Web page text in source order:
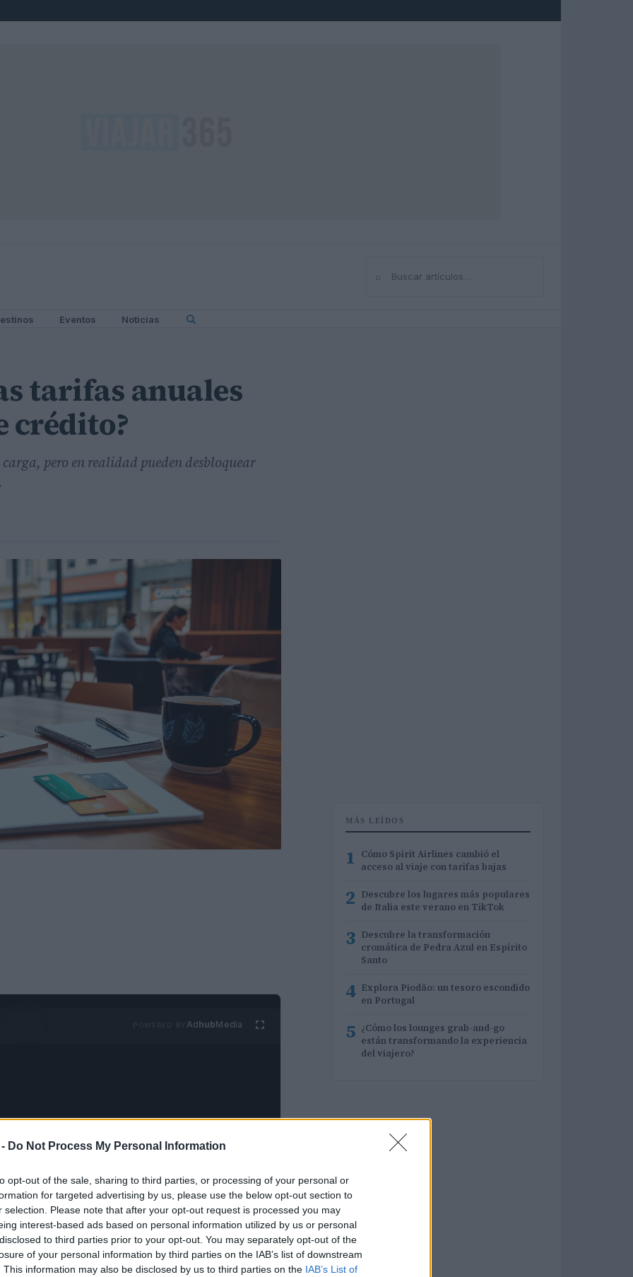
Do Not Process My Personal Information
opt-out of the sale, sharing to third parties, or processing of your personal or
for targeted advertising by us, please use the below opt-out section to
selection. Please note that after your opt-out request is processed you may
interest-based ads based on personal information utilized by us or personal
to third parties prior to your opt-out. You may separately opt-out of the
of your personal information by third parties on the IAB’s list of downstream
This information may also be disclosed by us to third parties on the IAB’s List of
⌕Buscar
Eventos Noticias
tarifas anuales
crédito?
pero en realidad pueden desbloquear
AdhubMedia
MÁS LEÍDOS
1 Cómo Spirit Airlines cambió el
acceso al viaje con tarifas bajas
2 Descubre los lugares más populares
de Italia este verano en TikTok
3 Descubre la transformación
cromática de Pedra Azul en Espírito
Santo
4 Explora Piodão: un tesoro escondido
en Portugal
5 ¿Cómo los lounges grab-and-go
están transformando la experiencia
del viajero?